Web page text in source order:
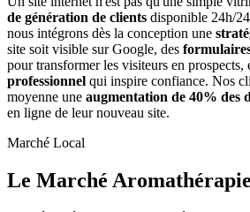
de génération de clients disponible 24h/
nous intégrons dès la conception une
site soit visible sur Google, des
pour transformer les visiteurs en prospects,
professionnel qui inspire confiance. Nos
moyenne une augmentation de 40% des
en ligne de leur nouveau site.
Marché Local
Le Marché Aromathérapie